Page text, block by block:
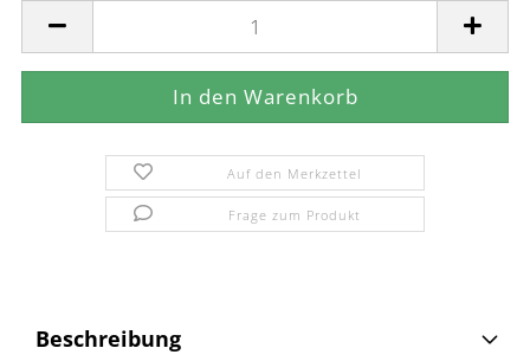
Auf den Merkzettel
Frage zum Produkt
Beschreibung